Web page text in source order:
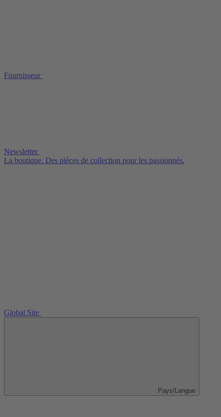
Fournisseur
Newsletter
La boutique. Des pièces de collection pour les passionnés.
Global Site
Pays/Langue